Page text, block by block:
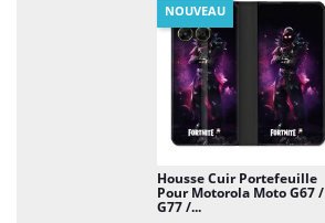
Housse Cuir Portefeuille
Pour Motorola Moto G67 /
G77 /...
NOUVEAU